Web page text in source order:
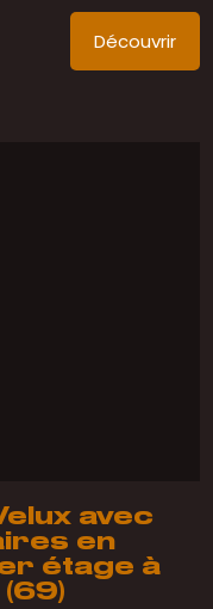
Découvrir
avec
en
étage à